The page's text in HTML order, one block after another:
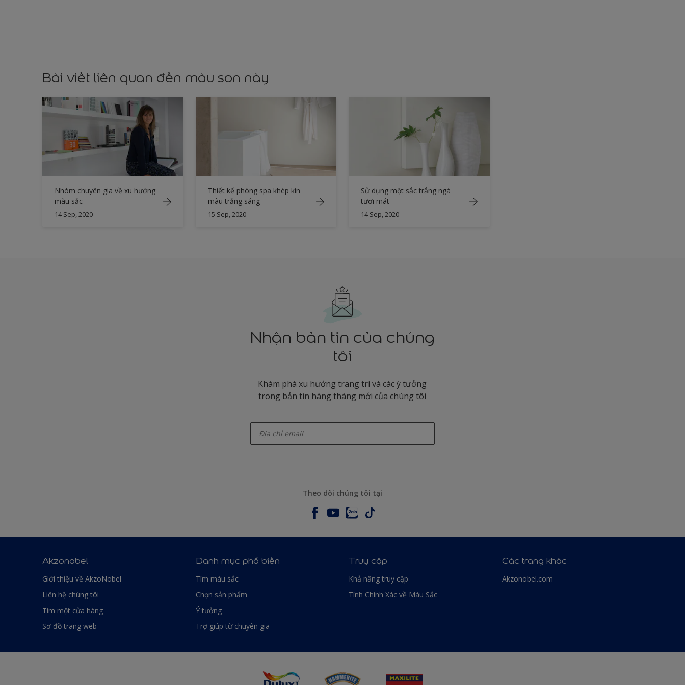
Bài viết liên quan đến màu sơn này
Nhóm chuyên gia về xu hướng
màu sắc
14 Sep, 2020
Thiết kế phòng spa khép kín
màu trắng sáng
15 Sep, 2020
Sử dụng một sắc trắng ngà
tươi mát
14 Sep, 2020
Nhận bản tin của chúng
tôi
Khám phá xu hướng trang trí và các ý tưởng
trong bản tin hàng tháng mới của chúng tôi
Theo dõi chúng tôi tại
Akzonobel
Giới thiệu về AkzoNobel
Liên hệ chúng tôi
Tìm một cửa hàng
Sơ đồ trang web
Danh mục phổ biến
Tìm màu sắc
Chọn sản phẩm
Ý tưởng
Trợ giúp từ chuyên gia
Truy cập
Khả năng truy cập
Tính Chính Xác về Màu Sắc
Các trang khác
Akzonobel.com